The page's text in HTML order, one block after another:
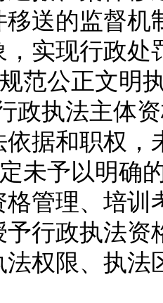
送的监督
实现行政
公正文明
执法主体资
据和职权
未予以明确
管理、培
行政执法
权限、执